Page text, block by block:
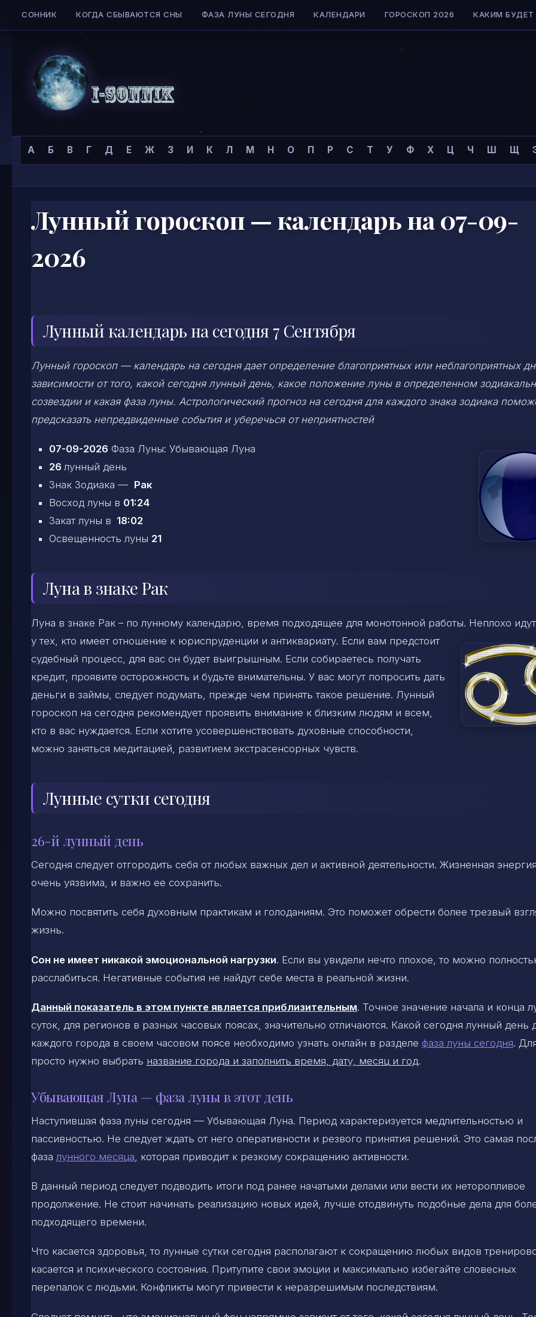
Skip to content
СОННИК КОГДА СБЫВАЮТСЯ СНЫ ФАЗА ЛУНЫ СЕГОДНЯ КАЛЕНДАРИ ГОРОСКОП 2026 КАКИМ БУДЕТ
Сонник
I-
А Б В Г Д Е Ж З И К Л М Н О П Р С Т У Ф Х Ц Ч Ш Щ
Главная страница
Лунный гороскоп — календарь на 07-09-
2026
Лунный календарь на сегодня 7 Сентября
Лунный гороскоп — календарь на сегодня дает определение благоприятных или неблагоприятных
зависимости от того, какой сегодня лунный день, какое положение луны в определенном
созвездии и какая фаза луны. Астрологический прогноз на сегодня для каждого знака зодиака
предсказать непредвиденные события и уберечься от неприятностей
07-09-2026 Фаза Луны: Убывающая Луна
26лунный день
Знак Зодиака — Рак
Восход луны в 01:24
Закат луны в 18:02
Освещенность луны 21
Луна в знаке Рак
Луна в знаке Рак – по лунному календарю, время подходящее для монотонной работы. Неплохо
у тех, кто имеет отношение к юриспруденции и антиквариату. Если вам предстоит
судебный процесс, для вас он будет выигрышным. Если собираетесь получать
кредит, проявите осторожность и будьте внимательны. У вас могут попросить дать
деньги в займы, следует подумать, прежде чем принять такое решение. Лунный
гороскоп на сегодня рекомендует проявить внимание к близким людям и всем,
кто в вас нуждается. Если хотите усовершенствовать духовные способности,
можно заняться медитацией, развитием экстрасенсорных чувств.
Лунные сутки сегодня
26-й лунный день
Сегодня следует отгородить себя от любых важных дел и активной деятельности. Жизненная
очень уязвима, и важно ее сохранить.
Можно посвятить себя духовным практикам и голоданиям. Это поможет обрести более трезвый
жизнь.
Сон не имеет никакой эмоциональной нагрузки. Если вы увидели нечто плохое, то можно
расслабиться. Негативные события не найдут себе места в реальной жизни.
Данный показатель в этом пункте является приблизительным. Точное значение начала и конца
суток, для регионов в разных часовых поясах, значительно отличаются. Какой сегодня лунный день
каждого города в своем часовом поясе необходимо узнать онлайн в разделе фаза луны сегодня.
просто нужно выбрать название города и заполнить время, дату, месяц и год.
Убывающая Луна — фаза луны в этот день
Наступившая фаза луны сегодня — Убывающая Луна. Период характеризуется медлительностью и
пассивностью. Не следует ждать от него оперативности и резвого принятия решений. Это самая
фаза лунного месяца , которая приводит к резкому сокращению активности.
В данный период следует подводить итоги под ранее начатыми делами или вести их неторопливое
продолжение. Не стоит начинать реализацию новых идей, лучше отодвинуть подобные дела для
подходящего времени.
Что касается здоровья, то лунные сутки сегодня располагают к сокращению любых видов
касается и психического состояния. Притупите свои эмоции и максимально избегайте словесных
перепалок с людьми. Конфликты могут привести к неразрешимым последствиям.